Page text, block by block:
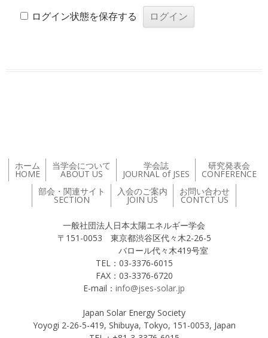
ログイン状態を保存する
ホーム
HOME
当学会について
ABOUT US
学会誌
JOURNAL of JSES
研究発表会
CONFERENCE
部会・関連サイト
SECTION
入会のご案内
JOIN US
お問い合わせ
CONTCT US
一般社団法人日本太陽エネルギー学会
〒151-0053 東京都渋谷区代々木2-26-5
バロール代々木419号室
TEL：03-3376-6015
FAX：03-3376-6720
E-mail： info@jses-solar.jp
Japan Solar Energy Society
Yoyogi 2-26-5-419, Shibuya, Tokyo, 151-0053, Japan